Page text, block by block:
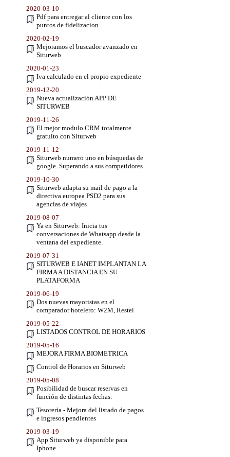
2020-03-10
Pdf para entregar al cliente con los
puntos de fidelizacion
2020-02-19
Mejoramos el buscador avanzado en
Siturweb
2020-01-23
Iva calculado en el propio expediente
2019-12-20
Nueva actualización APP DE
SITURWEB
2019-11-26
El mejor modulo CRM totalmente
gratuito con Siturweb
2019-11-12
Siturweb numero uno en búsquedas de
google. Superando a sus competidores
2019-10-30
Siturweb adapta su mail de pago a la
directiva europea PSD2 para sus
agencias de viajes
2019-08-07
Ya en Siturweb: Inicia tus
conversaciones de Whatsapp desde la
ventana del expediente.
2019-07-31
SITURWEB E IANET IMPLANTAN LA
FIRMA A DISTANCIA EN SU
PLATAFORMA
2019-06-19
Dos nuevas mayoristas en el
comparador hotelero: W2M, Restel
2019-05-22
LISTADOS CONTROL DE HORARIOS
2019-05-16
MEJORA FIRMA BIOMETRICA
Control de Horarios en Siturweb
2019-05-08
Posibilidad de buscar reservas en
función de distintas fechas.
Tesorería - Mejora del listado de pagos
e ingresos pendientes
2019-03-19
App Siturweb ya disponible para
Iphone